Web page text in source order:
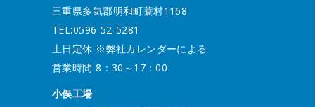
三重県多気郡明和町蓑村1168
TEL:0596-52-5281
土日定休 ※弊社カレンダーによる
営業時間 8：30～17：00
小俣工場